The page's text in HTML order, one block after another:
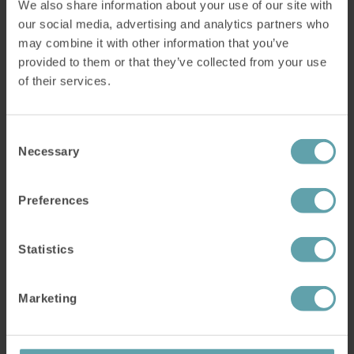
We also share information about your use of our site with
our social media, advertising and analytics partners who
may combine it with other information that you’ve
provided to them or that they’ve collected from your use
of their services.
Selection
Necessary
Preferences
Statistics
Marketing
Sejt slim i halsen og harken er almindelige
symptomer, som mange mennesker lider af.
Her beskriver vi nogle almindelige årsager til
problemerne, og hvordan du kan slippe af